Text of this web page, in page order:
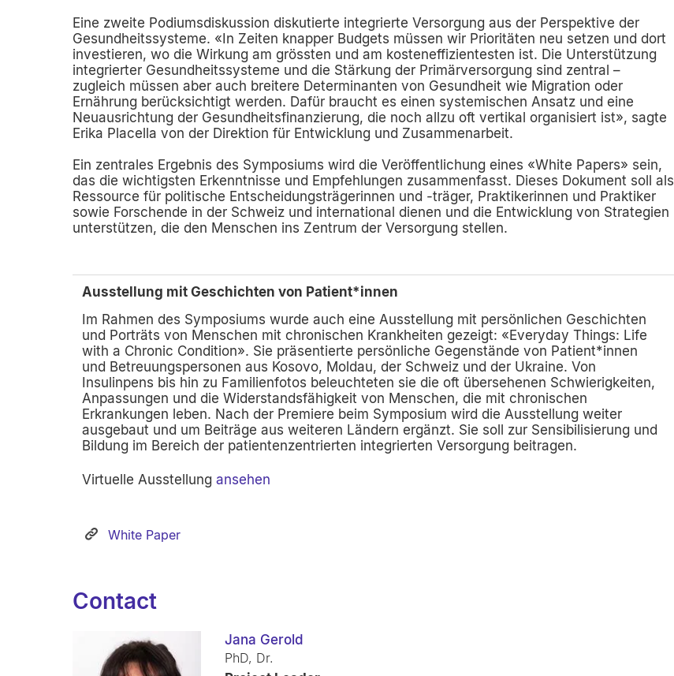
Eine zweite Podiumsdiskussion diskutierte integrierte Versorgung aus der Perspektive der
Gesundheitssysteme. «In Zeiten knapper Budgets müssen wir Prioritäten neu setzen und dort
investieren, wo die Wirkung am grössten und am kosteneffizientesten ist. Die Unterstützung
integrierter Gesundheitssysteme und die Stärkung der Primärversorgung sind zentral –
zugleich müssen aber auch breitere Determinanten von Gesundheit wie Migration oder
Ernährung berücksichtigt werden. Dafür braucht es einen systemischen Ansatz und eine
Neuausrichtung der Gesundheitsfinanzierung, die noch allzu oft vertikal organisiert ist», sagte
Erika Placella von der Direktion für Entwicklung und Zusammenarbeit.
Ein zentrales Ergebnis des Symposiums wird die Veröffentlichung eines «White Papers» sein,
das die wichtigsten Erkenntnisse und Empfehlungen zusammenfasst. Dieses Dokument soll als
Ressource für politische Entscheidungsträgerinnen und -träger, Praktikerinnen und Praktiker
sowie Forschende in der Schweiz und international dienen und die Entwicklung von Strategien
unterstützen, die den Menschen ins Zentrum der Versorgung stellen.
Ausstellung mit Geschichten von Patient*innen
Im Rahmen des Symposiums wurde auch eine Ausstellung mit persönlichen Geschichten
und Porträts von Menschen mit chronischen Krankheiten gezeigt: «Everyday Things: Life
with a Chronic Condition». Sie präsentierte persönliche Gegenstände von Patient*innen
und Betreuungspersonen aus Kosovo, Moldau, der Schweiz und der Ukraine. Von
Insulinpens bis hin zu Familienfotos beleuchteten sie die oft übersehenen Schwierigkeiten,
Anpassungen und die Widerstandsfähigkeit von Menschen, die mit chronischen
Erkrankungen leben. Nach der Premiere beim Symposium wird die Ausstellung weiter
ausgebaut und um Beiträge aus weiteren Ländern ergänzt. Sie soll zur Sensibilisierung und
Bildung im Bereich der patientenzentrierten integrierten Versorgung beitragen.
Virtuelle Ausstellung ansehen
White Paper
Contact
Jana Gerold
PhD, Dr.